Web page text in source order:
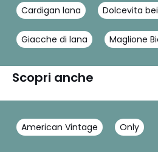
Cardigan lana Dolcevita
Giacche di lana Maglione
Scopri anche
American Vintage Only